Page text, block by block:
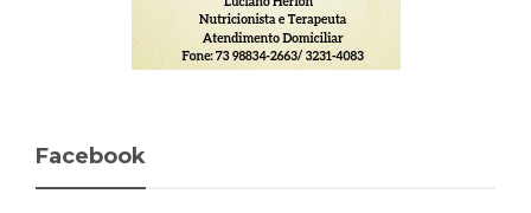
Facebook